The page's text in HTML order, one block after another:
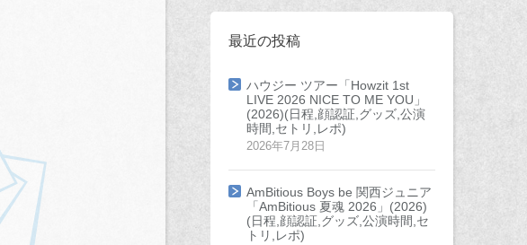
最近の投稿
ハウジー ツアー「Howzit 1st
LIVE 2026 NICE TO ME YOU」
(2026)(日程,顔認証,グッズ,公演
時間,セトリ,レポ)
2026年7月28日
AmBitious Boys be 関西ジュニア
「AmBitious 夏魂 2026」(2026)
(日程,顔認証,グッズ,公演時間,セ
トリ,レポ)